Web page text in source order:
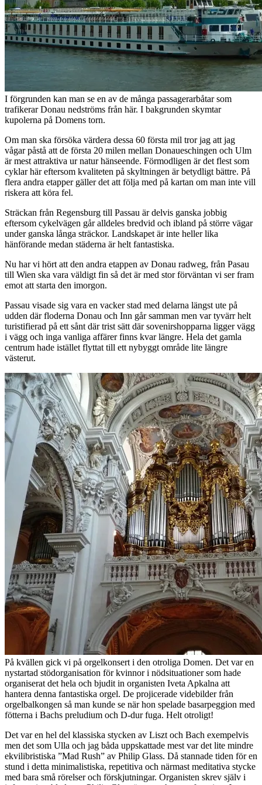
I förgrunden kan man se en av de många passagerarbåtar som
trafikerar Donau nedströms från här. I bakgrunden skymtar
kupolerna på Domens torn.
Om man ska försöka värdera dessa 60 första mil tror jag att jag
vågar påstå att de första 20 milen mellan Donaueschingen och Ulm
är mest attraktiva ur natur hänseende. Förmodligen är det flest som
cyklar här eftersom kvaliteten på skyltningen är betydligt bättre. På
flera andra etapper gäller det att följa med på kartan om man inte vill
riskera att köra fel.
Sträckan från Regensburg till Passau är delvis ganska jobbig
eftersom cykelvägen går alldeles bredvid och ibland på större vägar
under ganska långa sträckor. Landskapet är inte heller lika
hänförande medan städerna är helt fantastiska.
Nu har vi hört att den andra etappen av Donau radweg, från Pasau
till Wien ska vara väldigt fin så det är med stor förväntan vi ser fram
emot att starta den imorgon.
Passau visade sig vara en vacker stad med delarna längst ute på
udden där floderna Donau och Inn går samman men var tyvärr helt
turistifierad på ett sånt där trist sätt där sovenirshopparna ligger vägg
i vägg och inga vanliga affärer finns kvar längre. Hela det gamla
centrum hade istället flyttat till ett nybyggt område lite längre
västerut.
På kvällen gick vi på orgelkonsert i den otroliga Domen. Det var en
nystartad stödorganisation för kvinnor i nödsituationer som hade
organiserat det hela och bjudit in organisten Iveta Apkalna att
hantera denna fantastiska orgel. De projicerade videbilder från
orgelbalkongen så man kunde se när hon spelade basarpeggion med
fötterna i Bachs preludium och D-dur fuga. Helt otroligt!
Det var en hel del klassiska stycken av Liszt och Bach exempelvis
men det som Ulla och jag båda uppskattade mest var det lite mindre
ekvilibristiska ”Mad Rush” av Philip Glass. Då stannade tiden för en
stund i detta minimalistiska, repetitiva och närmast meditativa stycke
med bara små rörelser och förskjutningar. Organisten skrev själv i